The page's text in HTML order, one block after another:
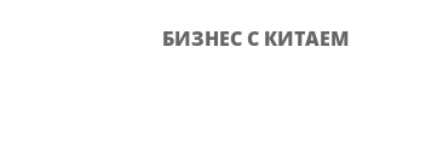
БИЗНЕС С КИТАЕМ